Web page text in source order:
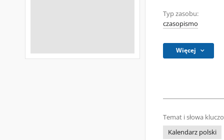
Typ zasobu:
czasopismo
Więcej
Temat i słowa
Kalendarz polski